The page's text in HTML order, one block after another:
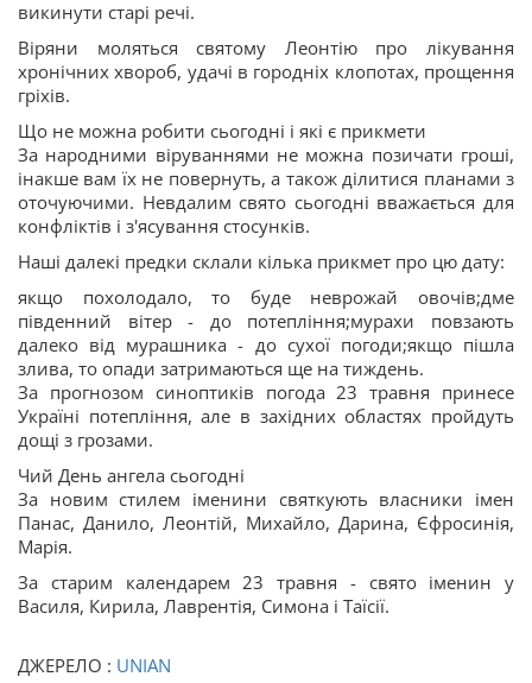
викинути старі речі.
Віряни моляться святому Леонтію про лікування
хронічних хвороб, удачі в городніх клопотах, прощення
гріхів.
Що не можна робити сьогодні і які є прикмети
За народними віруваннями не можна позичати гроші,
інакше вам їх не повернуть, а також ділитися планами з
оточуючими. Невдалим свято сьогодні вважається для
конфліктів і з'ясування стосунків.
Наші далекі предки склали кілька прикмет про цю дату:
якщо похолодало, то буде неврожай овочів;дме
південний вітер - до потепління;мурахи повзають
далеко від мурашника - до сухої погоди;якщо пішла
злива, то опади затримаються ще на тиждень.
За прогнозом синоптиків погода 23 травня принесе
Україні потепління, але в західних областях пройдуть
дощі з грозами.
Чий День ангела сьогодні
За новим стилем іменини святкують власники імен
Панас, Данило, Леонтій, Михайло, Дарина, Єфросинія,
Марія.
За старим календарем 23 травня - свято іменин у
Василя, Кирила, Лаврентія, Симона і Таїсії.
ДЖЕРЕЛО : UNIAN